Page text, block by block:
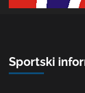
Sportski